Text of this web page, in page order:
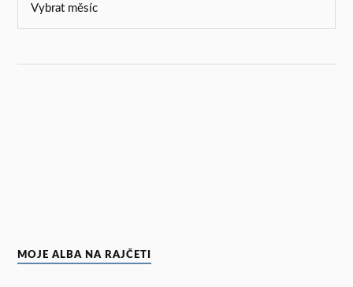
MOJE ALBA NA RAJČETI